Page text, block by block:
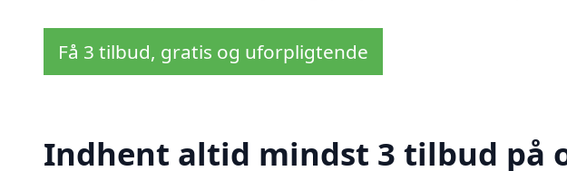
Få 3 tilbud, gratis og uforpligtende
Indhent altid mindst 3 tilbud på